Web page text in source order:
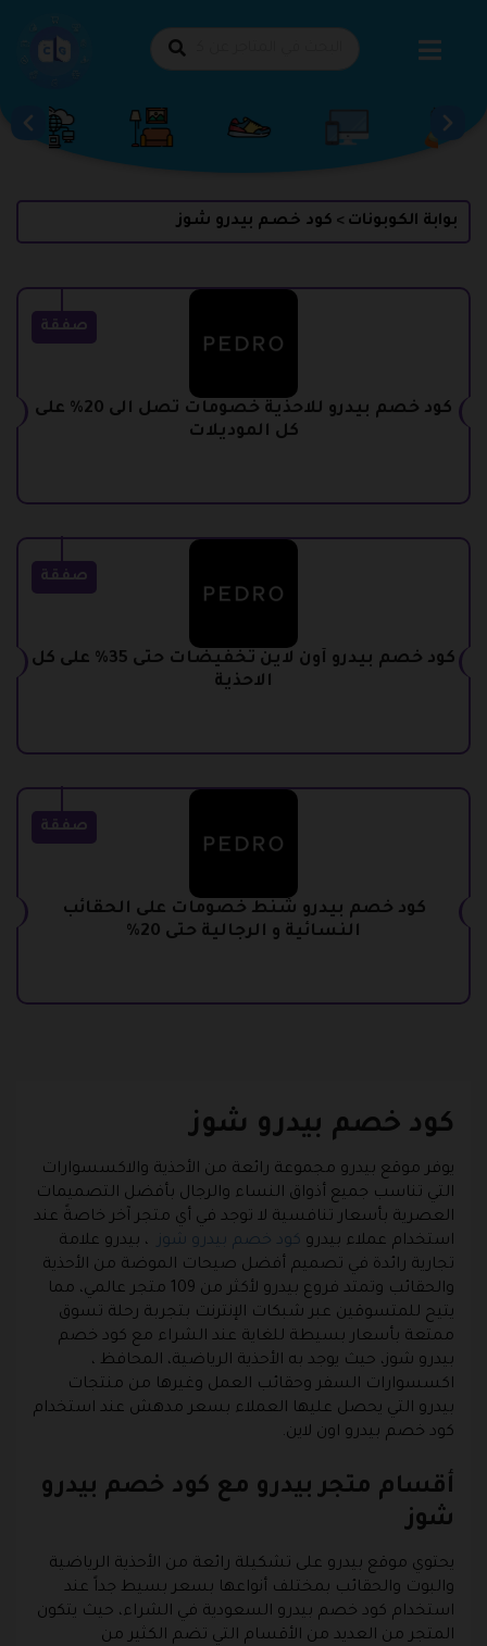
بوابة الكوبونات > كود خصم بيدرو شوز
صفقة
كود خصم بيدرو للاحذية خصومات تصل الى 20% على
كل الموديلات
صفقة
كود خصم بيدرو أون لاين تخفيضات حتى 35% على كل
الاحذية
صفقة
كود خصم بيدرو شنط خصومات على الحقائب
النسائية و الرجالية حتى 20%
كود خصم بيدرو شوز
يوفر موقع بيدرو مجموعة رائعة من الأحذية والاكسسوارات
التي تناسب جميع أذواق النساء والرجال بأفضل التصميمات
العصرية بأسعار تنافسية لا توجد في أي متجر آخر خاصةً عند
استخدام عملاء بيدرو كود خصم بيدرو شوز ، بيدرو علامة
تجارية رائدة في تصميم أفضل صيحات الموضة من الأحذية
والحقائب وتمتد فروع بيدرو لأكثر من 109 متجر عالمي، مما
يتيح للمتسوقين عبر شبكات الإنترنت بتجربة رحلة تسوق
ممتعة بأسعار بسيطة للغاية عند الشراء مع كود خصم
بيدرو شوز، حيث يوجد به الأحذية الرياضية، المحافظ ،
اكسسوارات السفر وحقائب العمل وغيرها من منتجات
بيدرو التي يحصل عليها العملاء بسعر مدهش عند استخدام
كود خصم بيدرو اون لاين.
أقسام متجر بيدرو مع كود خصم بيدرو
شوز
يحتوي موقع بيدرو على تشكيلة رائعة من الأحذية الرياضية
والبوت والحقائب بمختلف أنواعها بسعر بسيط جداً عند
استخدام كود خصم بيدرو السعودية في الشراء، حيث يتكون
المتجر من العديد من الأقسام التي تضم الكثير من